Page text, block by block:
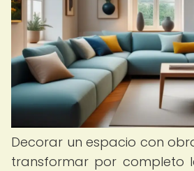
Decorar un espacio con
transformar por completo